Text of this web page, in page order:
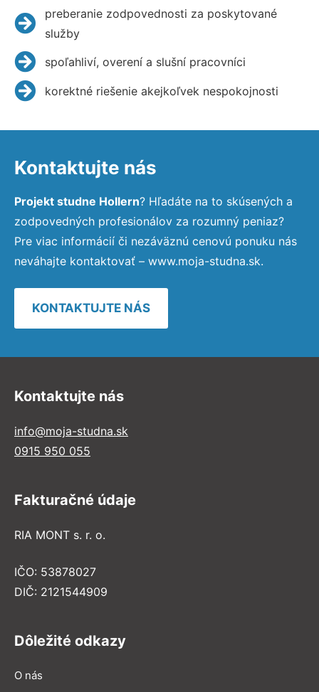
preberanie zodpovednosti za poskytované
služby
spoľahliví, overení a slušní pracovníci
korektné riešenie akejkoľvek nespokojnosti
Kontaktujte nás
Projekt studne Hollern? Hľadáte na to skúsených a
zodpovedných profesionálov za rozumný peniaz?
Pre viac informácií či nezáväznú cenovú ponuku nás
neváhajte kontaktovať – www.moja-studna.sk.
KONTAKTUJTE NÁS
Kontaktujte nás
info@moja-studna.sk
0915 950 055
Fakturačné údaje
RIA MONT s. r. o.
IČO: 53878027
DIČ: 2121544909
Dôležité odkazy
O nás